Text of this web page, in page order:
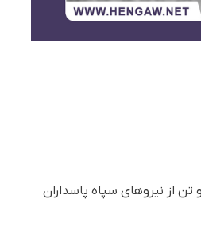
از نیروهای سپاه پاسداران